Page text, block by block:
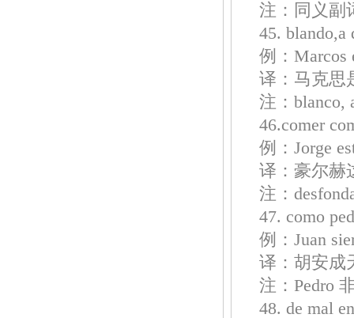
注：同义副
45. blando,a
例：Marcos
译：马克思
注：blanco,
46.comer
例：Jorge
译：豪尔赫
注：
47. como
例：Juan
译：胡安成
注：Pedro
48. de mal